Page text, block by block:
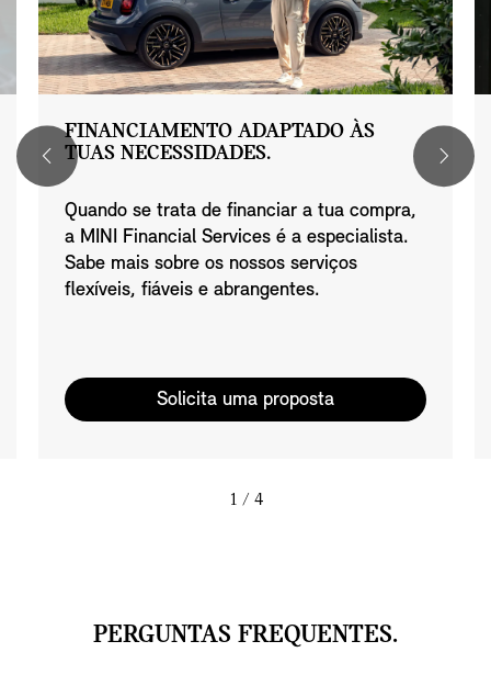
FINANCIAMENTO ADAPTADO ÀS
TUAS NECESSIDADES.
Quando se trata de financiar a tua compra,
a MINI Financial Services é a especialista.
Sabe mais sobre os nossos serviços
flexíveis, fiáveis e abrangentes.
Solicita uma proposta
1 / 4
PERGUNTAS FREQUENTES.